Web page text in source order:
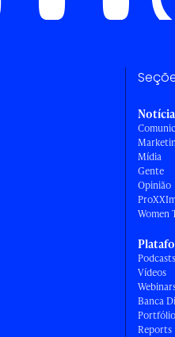
Mídia
Gente
Opinião
Women
Podcasts
Vídeos
Banca
Reports